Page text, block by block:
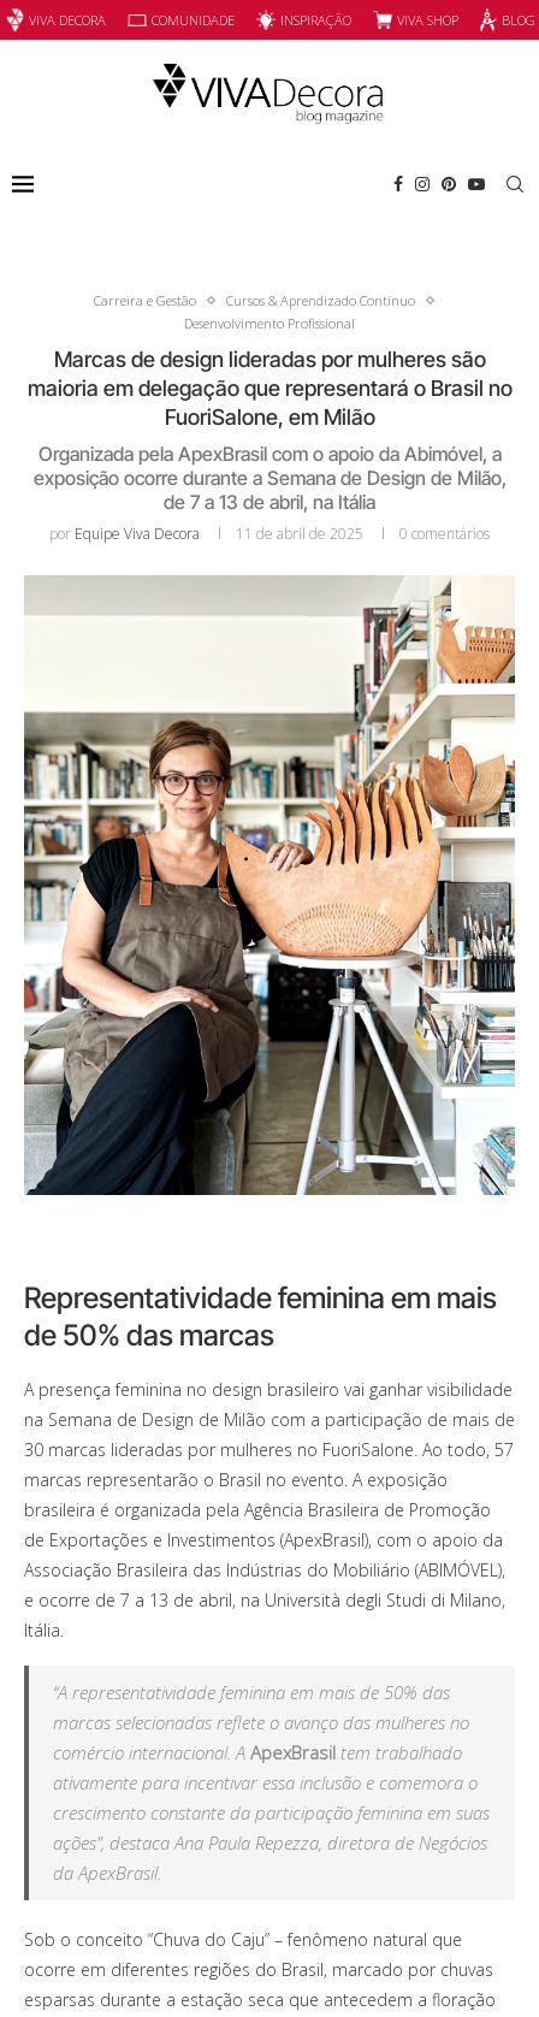
VIVA DECORA COMUNIDADE INSPIRAÇÃO VIVA SHOP
Carreira e Gestão
Cursos & Aprendizado Contínuo
Desenvolvimento Profissional
Marcas de design lideradas por mulheres são
maioria em delegação que representará o Brasil no
FuoriSalone, em Milão
Organizada pela ApexBrasil com o apoio da Abimóvel, a
exposição ocorre durante a Semana de Design de Milão,
de 7 a 13 de abril, na Itália
por Equipe Viva Decora 11 de abril de 2025 0 comentários
Representatividade feminina em mais
de 50% das marcas
A presença feminina no design brasileiro vai ganhar visibilidade
na Semana de Design de Milão com a participação de mais de
30 marcas lideradas por mulheres no FuoriSalone. Ao todo, 57
marcas representarão o Brasil no evento. A exposição
brasileira é organizada pela Agência Brasileira de Promoção
de Exportações e Investimentos (ApexBrasil), com o apoio da
Associação Brasileira das Indústrias do Mobiliário (ABIMÓVEL),
e ocorre de 7 a 13 de abril, na Università degli Studi di Milano,
Itália.
“A representatividade feminina em mais de 50% das
marcas selecionadas reflete o avanço das mulheres no
comércio internacional. A ApexBrasil tem trabalhado
ativamente para incentivar essa inclusão e comemora o
crescimento constante da participação feminina em suas
ações”, destaca Ana Paula Repezza, diretora de Negócios
da ApexBrasil.
Sob o conceito “Chuva do Caju” – fenômeno natural que
ocorre em diferentes regiões do Brasil, marcado por chuvas
esparsas durante a estação seca que antecedem a floração